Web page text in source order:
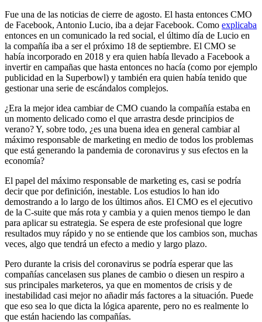
Fue una de las noticias de cierre de agosto. El hasta entonces CMO
de Facebook, Antonio Lucio, iba a dejar Facebook. Como explicaba
entonces en un comunicado la red social, el último día de Lucio en
la compañía iba a ser el próximo 18 de septiembre. El CMO se
había incorporado en 2018 y era quien había llevado a Facebook a
invertir en campañas que hasta entonces no hacía (como por ejemplo
publicidad en la Superbowl) y también era quien había tenido que
gestionar una serie de escándalos complejos.
¿Era la mejor idea cambiar de CMO cuando la compañía estaba en
un momento delicado como el que arrastra desde principios de
verano? Y, sobre todo, ¿es una buena idea en general cambiar al
máximo responsable de marketing en medio de todos los problemas
que está generando la pandemia de coronavirus y sus efectos en la
economía?
El papel del máximo responsable de marketing es, casi se podría
decir que por definición, inestable. Los estudios lo han ido
demostrando a lo largo de los últimos años. El CMO es el ejecutivo
de la C-suite que más rota y cambia y a quien menos tiempo le dan
para aplicar su estrategia. Se espera de este profesional que logre
resultados muy rápido y no se entiende que los cambios son, muchas
veces, algo que tendrá un efecto a medio y largo plazo.
Pero durante la crisis del coronavirus se podría esperar que las
compañías cancelasen sus planes de cambio o diesen un respiro a
sus principales marketeros, ya que en momentos de crisis y de
inestabilidad casi mejor no añadir más factores a la situación. Puede
que eso sea lo que dicta la lógica aparente, pero no es realmente lo
que están haciendo las compañías.